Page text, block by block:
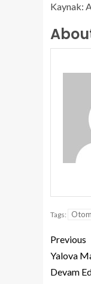
Kaynak:
Tags:
Previous
Yalova
Devam